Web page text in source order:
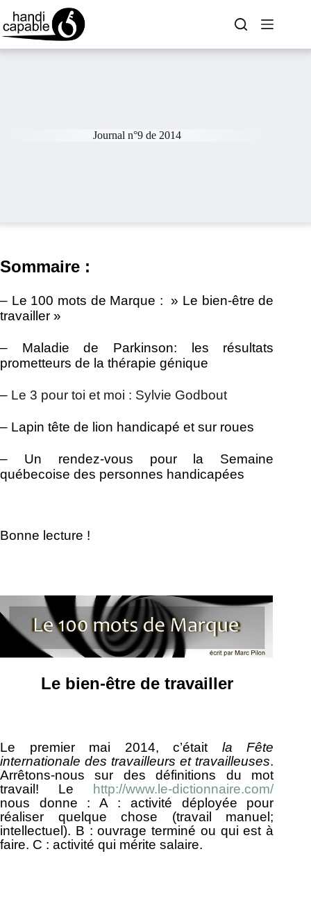
Journal n°9 de 2014
Sommaire :
– Le 100 mots de Marque : » Le bien-être de
travailler »
– Maladie de Parkinson: les résultats
prometteurs de la thérapie génique
– Le 3 pour toi et moi : Sylvie Godbout
–
– Un rendez-vous pour la Semaine
québecoise des personnes handicapées
Bonne lecture !
Le bien-être de travailler
Le premier mai 2014, c’était la Fête
internationale des travailleurs et travailleuses.
Arrêtons-nous sur des définitions du mot
travail! Le
http://www.le-dictionnaire.com/
nous donne : A : activité déployée pour
réaliser quelque chose (travail manuel;
intellectuel). B : ouvrage terminé ou qui est à
faire. C : activité qui mérite salaire.